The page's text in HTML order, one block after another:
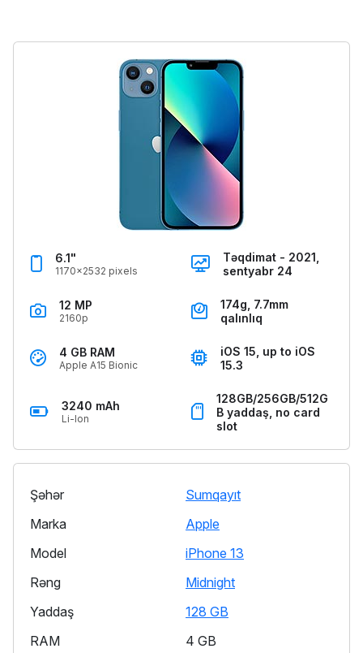
6.1"
1170x2532 pixels
Təqdimat - 2021,
sentyabr 24
12 MP
2160p
174g, 7.7mm
qalınlıq
4 GB RAM
Apple A15 Bionic
iOS 15, up to iOS
15.3
3240 mAh
Li-Ion
128GB/256GB/512G
B yaddaş, no card
slot
Şəhər
Sumqayıt
Marka
Apple
Model
iPhone 13
Rəng
Midnight
Yaddaş
128 GB
RAM
4 GB